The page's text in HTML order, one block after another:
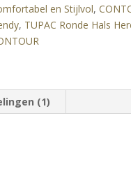
en Stijlvol,
, TUPAC Ronde Hals
(1)